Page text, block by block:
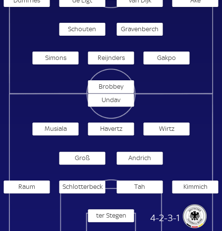
Schouten Gravenberch
Simons Reijnders Gakpo
Brobbey
Deutschland
4-2-3-1
ter Stegen
Kimmich
Tah
Schlotterbeck
Raum
Andrich
Groß
Wirtz
Havertz
Musiala
Undav